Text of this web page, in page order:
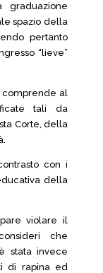
graduazione
spazio della
pertanto
“lieve”
comprende al
tali da
Corte, della
con i
della
violare il
che
stata invece
di rapina ed